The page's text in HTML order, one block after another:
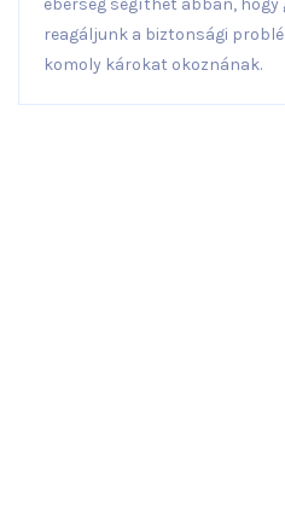
éberség segíthet abban,
reagáljunk a biztonsági
komoly károkat okoznának.